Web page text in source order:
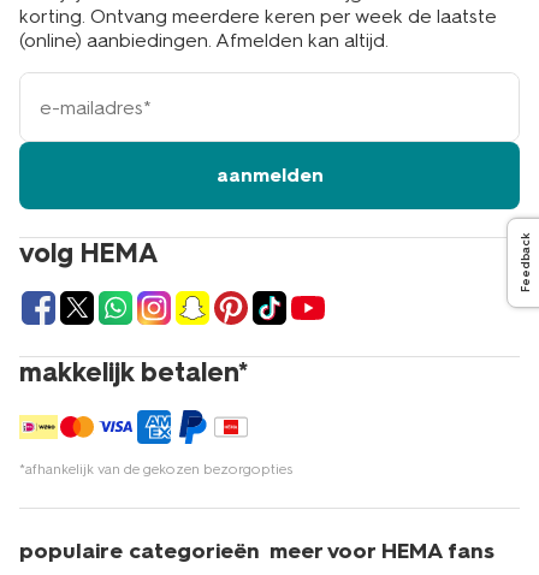
volg HEMA
makkelijk betalen*
*afhankelijk van de gekozen bezorgopties
korting. Ontvang meerdere keren per week de laatste
(online) aanbiedingen. Afmelden kan altijd.
e-
mailadres
aanmelden
populaire categorieën meer voor HEMA fans
Feedback